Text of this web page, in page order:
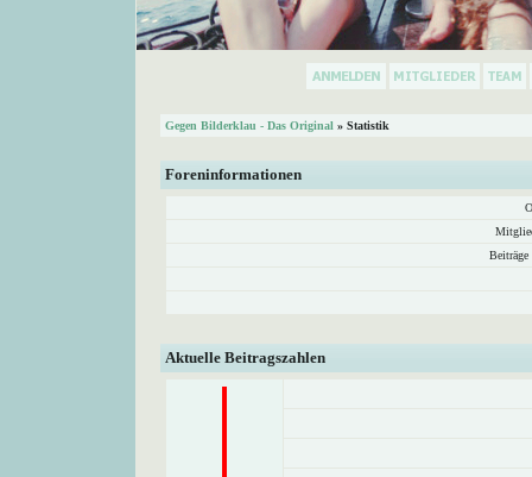
Gegen Bilderklau - Das Original » Statistik
Foreninformationen
Beiträge
Aktuelle Beitragszahlen